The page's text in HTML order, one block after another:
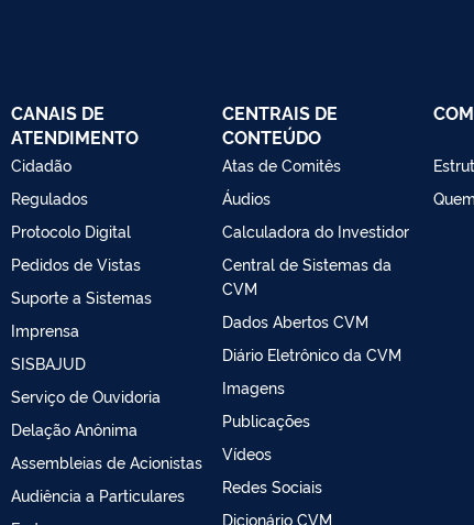
CANAIS DE
ATENDIMENTO
Cidadão
Regulados
Protocolo Digital
Pedidos de Vistas
Suporte a Sistemas
Imprensa
SISBAJUD
Serviço de Ouvidoria
Delação Anônima
Assembleias de Acionistas
Audiência a Particulares
CENTRAIS DE
CONTEÚDO
Atas de Comitês
Áudios
Calculadora do Investidor
Central de Sistemas da
CVM
Dados Abertos CVM
Diário Eletrônico da CVM
Imagens
Publicações
Vídeos
Redes Sociais
Dicionário CVM